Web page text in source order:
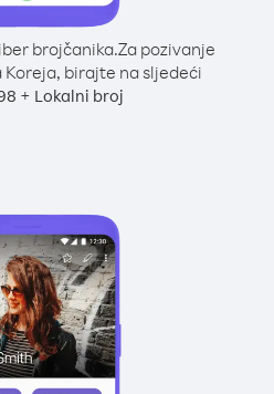
brojčanika.Za pozivanje
Koreja, birajte na sljedeći
+ Lokalni broj